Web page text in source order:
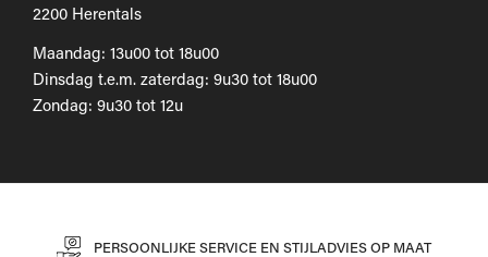
2200 Herentals
Maandag: 13u00 tot 18u00
Dinsdag t.e.m. zaterdag: 9u30 tot 18u00
Zondag: 9u30 tot 12u
PERSOONLIJKE SERVICE EN STIJLADVIES OP MAAT